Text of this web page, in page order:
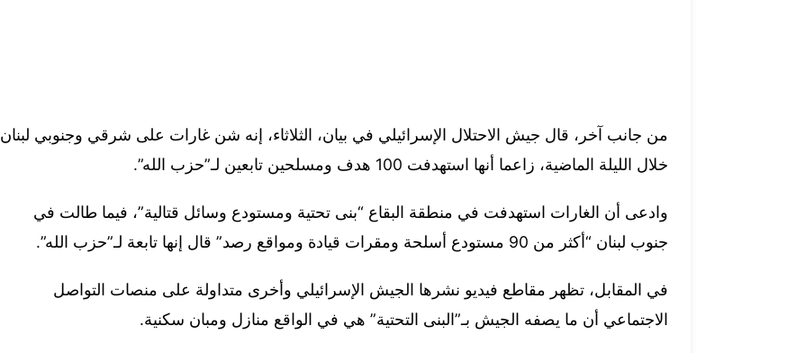
من جانب آخر، قال جيش الاحتلال الإسرائيلي في بيان، الثلاثاء، إنه شن غارات على شرقي وجنوبي لبنان
خلال الليلة الماضية، زاعما أنها استهدفت 100 هدف ومسلحين تابعين لـ”حزب الله”.
وادعى أن الغارات استهدفت في منطقة البقاع “بنى تحتية ومستودع وسائل قتالية”، فيما طالت في
جنوب لبنان “أكثر من 90 مستودع أسلحة ومقرات قيادة ومواقع رصد” قال إنها تابعة لـ”حزب الله”.
في المقابل، تظهر مقاطع فيديو نشرها الجيش الإسرائيلي وأخرى متداولة على منصات التواصل
الاجتماعي أن ما يصفه الجيش بـ”البنى التحتية” هي في الواقع منازل ومبان سكنية.